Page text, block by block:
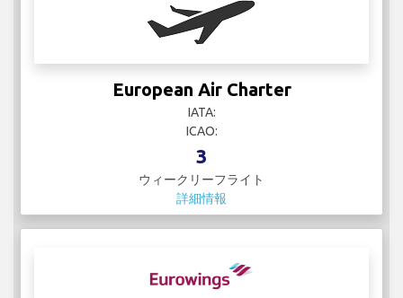
European Air Charter
IATA:
ICAO:
3
ウィークリーフライト
詳細情報